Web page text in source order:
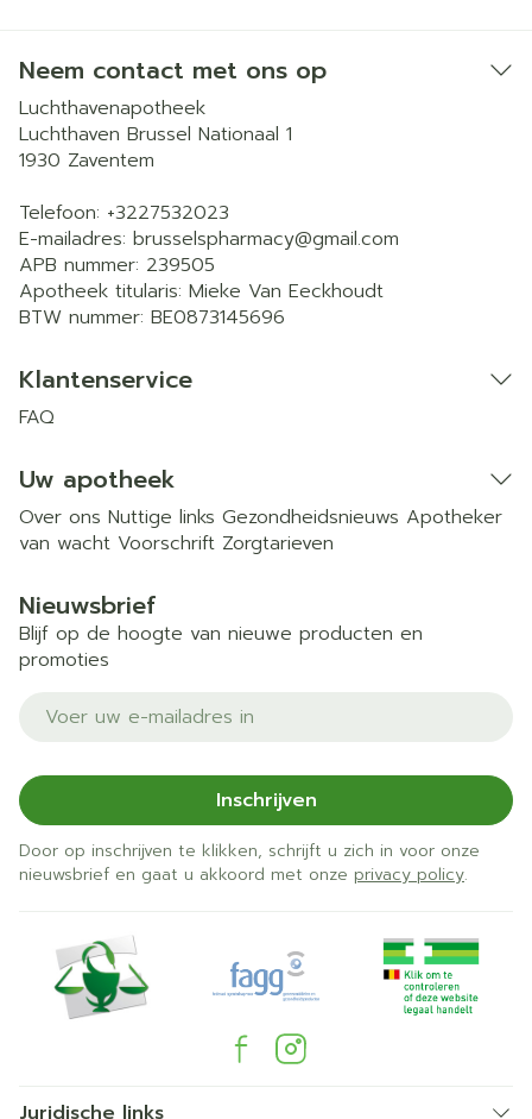
Neem contact met ons op
Luchthavenapotheek
Luchthaven Brussel Nationaal 1
1930 Zaventem
Telefoon: +3227532023
E-mailadres: brusselspharmacy@gmail.com
APB nummer: 239505
Apotheek titularis: Mieke Van Eeckhoudt
BTW nummer: BE0873145696
Klantenservice
FAQ
Uw apotheek
Over ons Nuttige links Gezondheidsnieuws Apotheker
van wacht Voorschrift Zorgtarieven
Nieuwsbrief
Blijf op de hoogte van nieuwe producten en
promoties
E-mail adres
Inschrijven
Door op inschrijven te klikken, schrijft u zich in voor onze
nieuwsbrief en gaat u akkoord met onze privacy policy.
Juridische links